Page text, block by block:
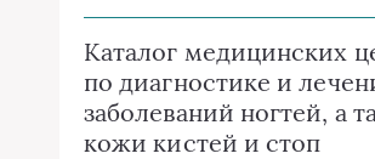
Каталог медицинских
по диагностике и
заболеваний ногтей, а
кожи кистей и стоп